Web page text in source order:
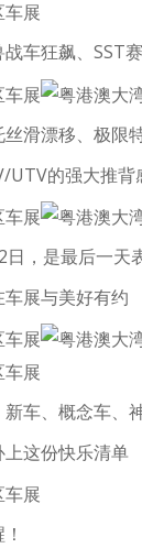
车狂飙、SST
丝滑漂移、极限
UTV的强大推背
日，是最后一天
展与美好有约
新车、概念车、
这份快乐清单